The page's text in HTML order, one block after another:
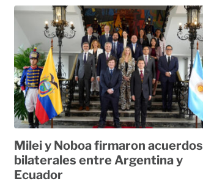
Milei y Noboa firmaron acuerdos
bilaterales entre Argentina y
Ecuador